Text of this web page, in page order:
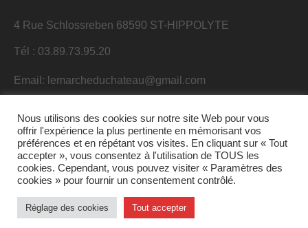
4 Rue Schlossreben 68590 ST-HIPPOLYTE
Tél : 03.89.73.95.20
Email: lemarcheduchateau@gmail.com
2017 S'Harzala. Tous droits réservés.
Mentions légales
Nous utilisons des cookies sur notre site Web pour vous
offrir l'expérience la plus pertinente en mémorisant vos
préférences et en répétant vos visites. En cliquant sur « Tout
accepter », vous consentez à l'utilisation de TOUS les
cookies. Cependant, vous pouvez visiter « Paramètres des
cookies » pour fournir un consentement contrôlé.
Réglage des cookies Tout accepter